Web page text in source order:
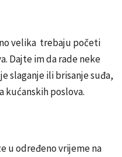
velika trebaju početi
Dajte im da rade neke
slaganje ili brisanje suđa,
kućanskih poslova.
u određeno vrijeme na